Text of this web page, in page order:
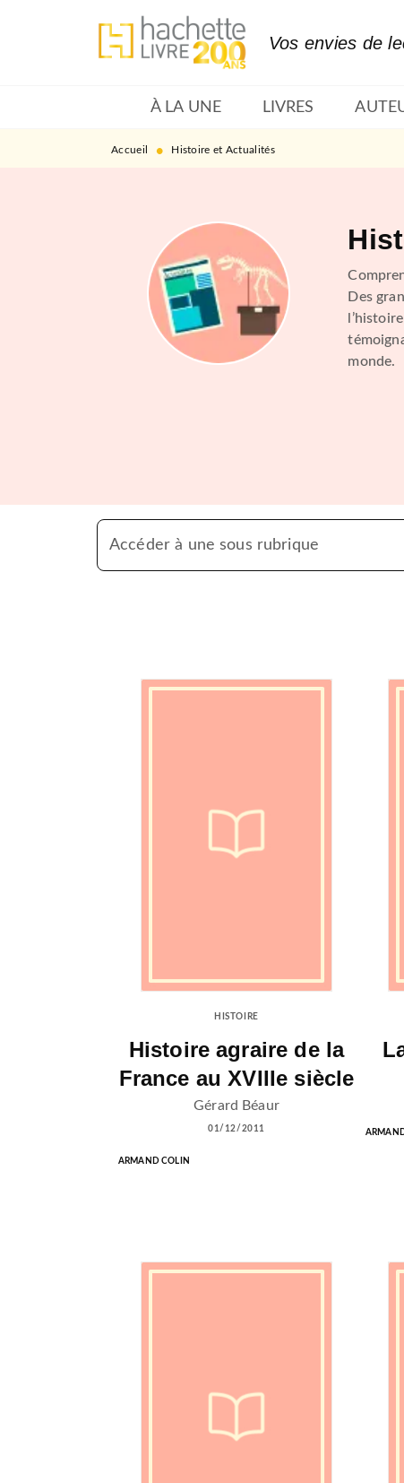
MENU RECHERCHE
Vos envies de
À LA UNE LIVRES
Accueil • Histoire et Actualités
Des
monde.
Accéder à une sous rubrique
HISTOIRE
Histoire agraire de la
France au XVIIIe siècle
Gérard Béaur
01/12/2011
ARMAND COLIN